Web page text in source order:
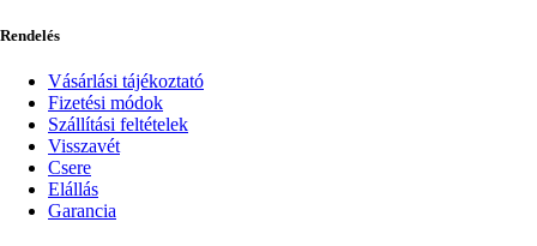
Rendelés
Vásárlási tájékoztató
Fizetési módok
Szállítási feltételek
Visszavét
Csere
Elállás
Garancia